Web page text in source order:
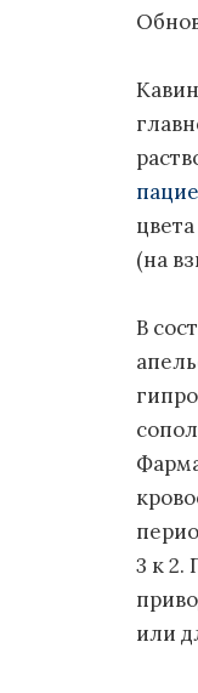
(на
В
3 к 2.
или